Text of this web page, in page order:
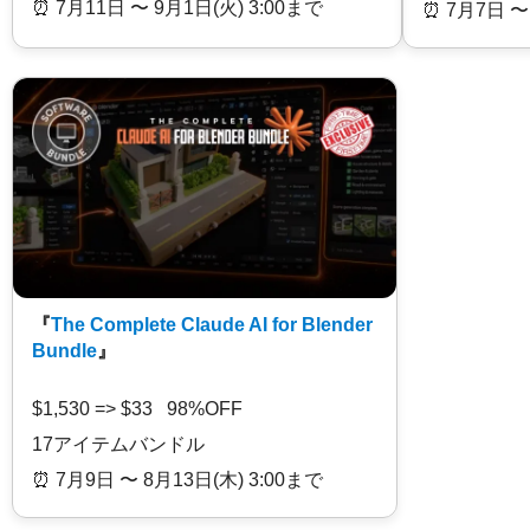
⏰️ 7月11日 〜 9月1日(火) 3:00まで
⏰️ 7月7日
『The Complete Claude AI for Blender
Bundle 』
$1,530 => $33 98%OFF
17アイテムバンドル
⏰️ 7月9日 〜 8月13日(木) 3:00まで